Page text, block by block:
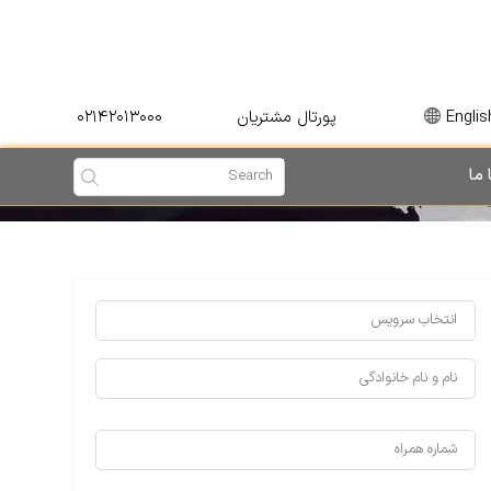
پورتال مشتریان ۰۲۱۴۲۰۱۳۰۰۰
ما